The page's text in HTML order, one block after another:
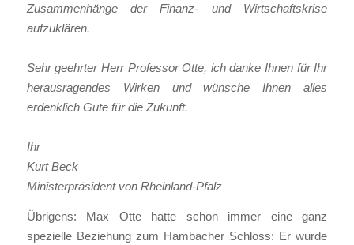
Zusammenhänge der Finanz- und Wirtschaftskrise
aufzuklären.
Sehr geehrter Herr Professor Otte, ich danke Ihnen für Ihr
herausragendes Wirken und wünsche Ihnen alles
erdenklich Gute für die Zukunft.
Ihr
Kurt Beck
Ministerpräsident von Rheinland-Pfalz
Übrigens: Max Otte hatte schon immer eine ganz
spezielle Beziehung zum Hambacher Schloss: Er wurde